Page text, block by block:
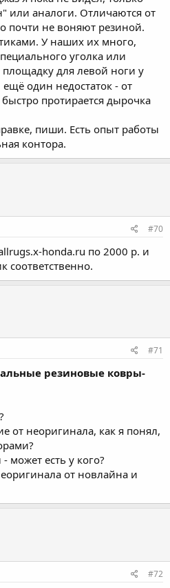
предпочтительный ресурс?
или аналоги. Отличаются от
почти не воняют резиной.
У наших их много,
уголка или
для левой ноги у
ещё один недостаток - от
протирается дырочка
пиши. Есть опыт работы
контора.
#70
honda.ru по 2000 р. и
соответственно.
#71
резиновые ковры-
от неоригинала, как я понял,
может есть у кого?
от новлайна и
#72